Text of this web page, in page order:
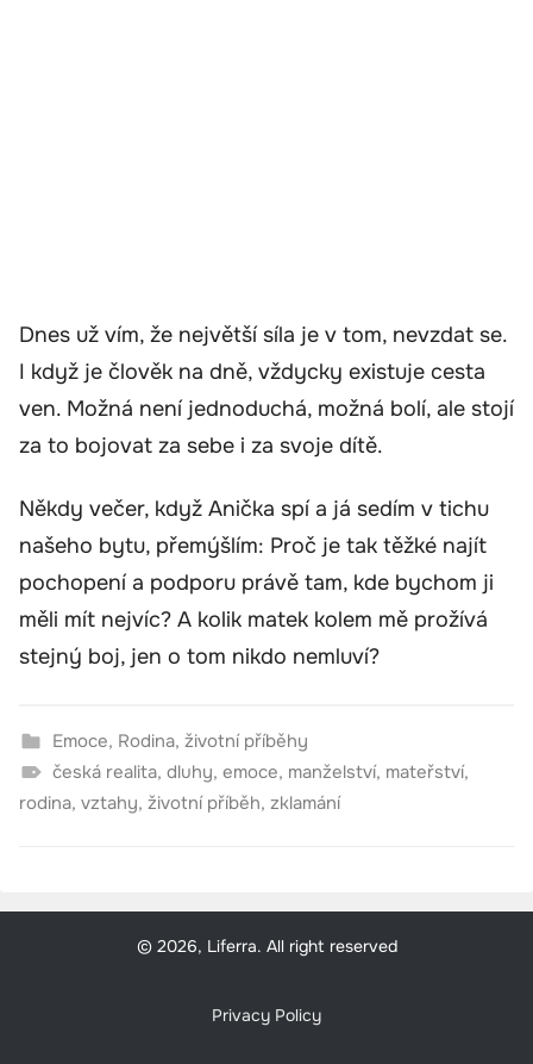
Dnes už vím, že největší síla je v tom, nevzdat se.
I když je člověk na dně, vždycky existuje cesta
ven. Možná není jednoduchá, možná bolí, ale stojí
za to bojovat za sebe i za svoje dítě.
Někdy večer, když Anička spí a já sedím v tichu
našeho bytu, přemýšlím: Proč je tak těžké najít
pochopení a podporu právě tam, kde bychom ji
měli mít nejvíc? A kolik matek kolem mě prožívá
stejný boj, jen o tom nikdo nemluví?
Emoce, Rodina, životní příběhy
česká realita, dluhy, emoce, manželství, mateřství,
rodina, vztahy, životní příběh, zklamání
© 2026, Liferra. All right reserved
Privacy Policy